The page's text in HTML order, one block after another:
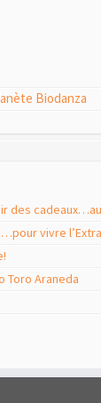
Biodanza
des
vivre
Toro Araneda